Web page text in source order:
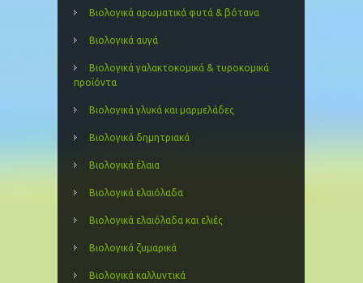
Βιολογικά αρωματικά φυτά & βότανα
Βιολογικά αυγά
Βιολογικά γαλακτοκομικά & τυροκομικά
προϊόντα
Βιολογικά γλυκά και μαρμελάδες
Βιολογικά δημητριακά
Βιολογικά έλαια
Βιολογικά ελαιόλαδα
Βιολογικά ελαιόλαδα και ελιές
Βιολογικά ζυμαρικά
Βιολογικά καλλυντικά